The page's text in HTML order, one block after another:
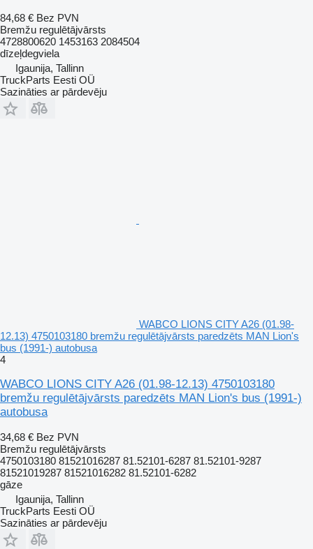
84,68 € Bez PVN
Bremžu regulētājvārsts
4728800620 1453163 2084504
dīzeļdegviela
Igaunija, Tallinn
TruckParts Eesti OÜ
Sazināties ar pārdevēju
WABCO LIONS CITY A26 (01.98-
12.13) 4750103180 bremžu regulētājvārsts paredzēts MAN Lion's
bus (1991-) autobusa
4
WABCO LIONS CITY A26 (01.98-12.13) 4750103180
bremžu regulētājvārsts paredzēts MAN Lion's bus (1991-)
autobusa
34,68 € Bez PVN
Bremžu regulētājvārsts
4750103180 81521016287 81.52101-6287 81.52101-9287
81521019287 81521016282 81.52101-6282
gāze
Igaunija, Tallinn
TruckParts Eesti OÜ
Sazināties ar pārdevēju